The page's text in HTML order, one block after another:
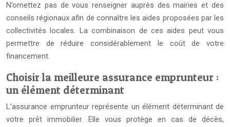
N’omettez pas de vous renseigner auprès des mairies et des
conseils régionaux afin de connaître les aides proposées par les
collectivités locales. La combinaison de ces aides peut vous
permettre de réduire considérablement le coût de votre
financement.
Choisir la meilleure assurance emprunteur :
un élément déterminant
L’assurance emprunteur représente un élément déterminant de
votre prêt immobilier. Elle vous protège en cas de décès,